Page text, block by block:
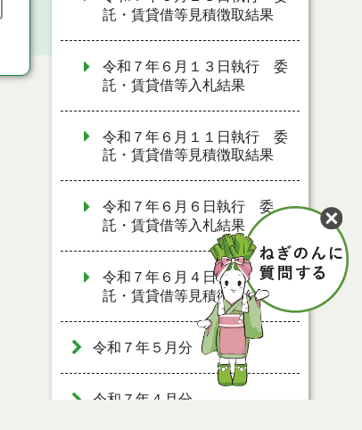
託・賃貸借等見積徴取結果
令和７年６月１３日執行 委
託・賃貸借等入札結果
令和７年６月１１日執行 委
託・賃貸借等見積徴取結果
令和７年６月６日執行 委
託・賃貸借等入札結果
令和７年６月４日執行 委
託・賃貸借等見積徴取結果
令和７年５月分
令和７年４月分